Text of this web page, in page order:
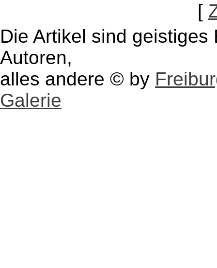
[
Die Artikel sind
Autoren,
alles andere © by
Galerie